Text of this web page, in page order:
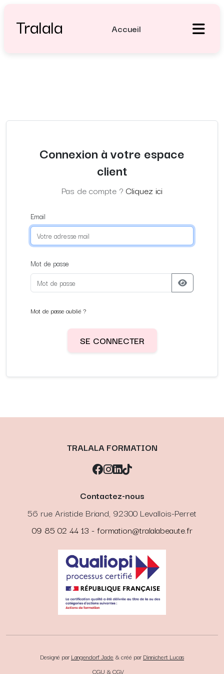
Tralala Accueil
Connexion à votre espace
client
Pas de compte ? Cliquez ici
Email
Mot de passe
Mot de passe oublié ?
SE CONNECTER
TRALALA FORMATION
Facebook
Instagram
LinkedIn
TikTok
Contactez-nous
56 rue Aristide Briand, 92300 Levallois-Perret
09 85 02 44 13 - formation@tralalabeaute.fr
Designé par Langendorf Jade & créé par Dinnichert Lucas
CGU & CGV